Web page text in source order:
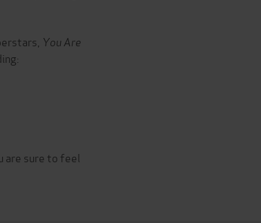
You Are
are sure to feel